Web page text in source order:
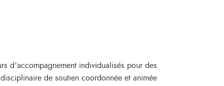
d’accompagnement individualisés pour des
de soutien coordonnée et animée